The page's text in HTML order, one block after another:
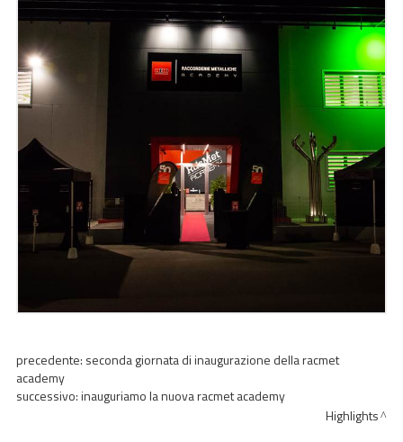
precedente: seconda giornata di inaugurazione della racmet
academy
successivo:inauguriamo la nuova racmet academy
Highlights